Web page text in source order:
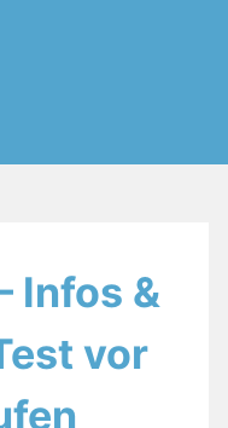
Infos &
vor